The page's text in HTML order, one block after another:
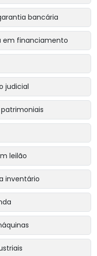
bancária
em financiamento
judicial
leilão
inventário